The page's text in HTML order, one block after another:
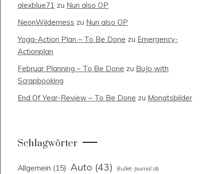
alexblue71 zu Nun also OP
NeonWilderness zu Nun also OP
Yoga-Action Plan – To Be Done zu Emergency-
Actionplan
Februar Planning – To Be Done zu BuJo with
Scrapbooking
End Of Year-Review – To Be Done zu Monatsbilder
Schlagwörter
Allgemein (15) Auto (43) Bullet-Journal (4)